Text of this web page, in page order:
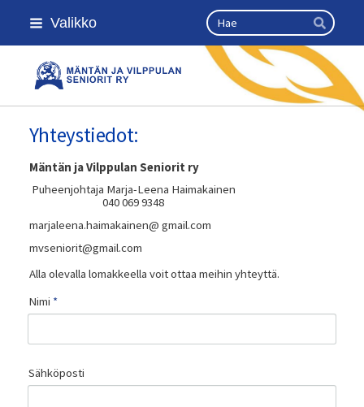
Siirry
sivun
Valikko Haku
Hae
Kansallinen senioriliitto
Yhteystiedot:
Mäntän ja Vilppulan Seniorit ry
Puheenjohtaja Marja-Leena Haimakainen
040 069 9348
marjaleena.haimakainen@ gmail.com
mvseniorit@gmail.com
Alla olevalla lomakkeella voit ottaa meihin yhteyttä.
Nimi *
Sähköposti